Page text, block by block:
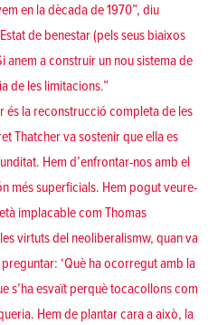
en la dècada de 1970”, diu
de benestar (pels seus biaixos
anem a construir un nou sistema de
de les limitacions.”
és la reconstrucció completa de les
Thatcher va sostenir que ella es
Hem d’enfrontar-nos amb el
més superficials. Hem pogut veure-
implacable com Thomas
virtuts del neoliberalismw, quan va
‘Què ha ocorregut amb la
s’ha esvaït perquè tocacollons com
Hem de plantar cara a això, la